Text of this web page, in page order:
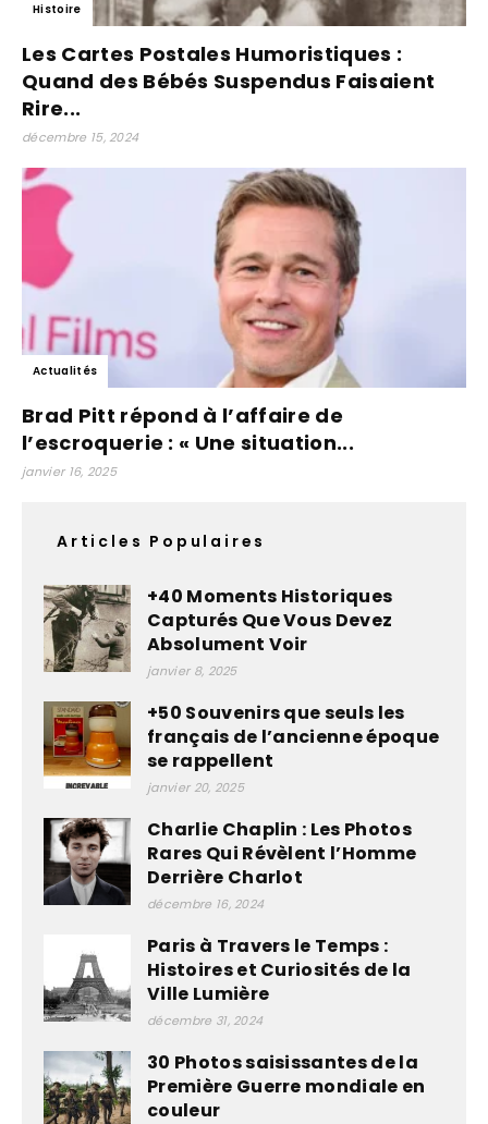
Histoire
Les Cartes Postales Humoristiques :
Quand des Bébés Suspendus Faisaient
Rire...
décembre 15, 2024
Actualités
Brad Pitt répond à l’affaire de
l’escroquerie : « Une situation...
janvier 16, 2025
Articles Populaires
+40 Moments Historiques
Capturés Que Vous Devez
Absolument Voir
janvier 8, 2025
+50 Souvenirs que seuls les
français de l’ancienne époque
se rappellent
janvier 20, 2025
Charlie Chaplin : Les Photos
Rares Qui Révèlent l’Homme
Derrière Charlot
décembre 16, 2024
Paris à Travers le Temps :
Histoires et Curiosités de la
Ville Lumière
décembre 31, 2024
30 Photos saisissantes de la
Première Guerre mondiale en
couleur